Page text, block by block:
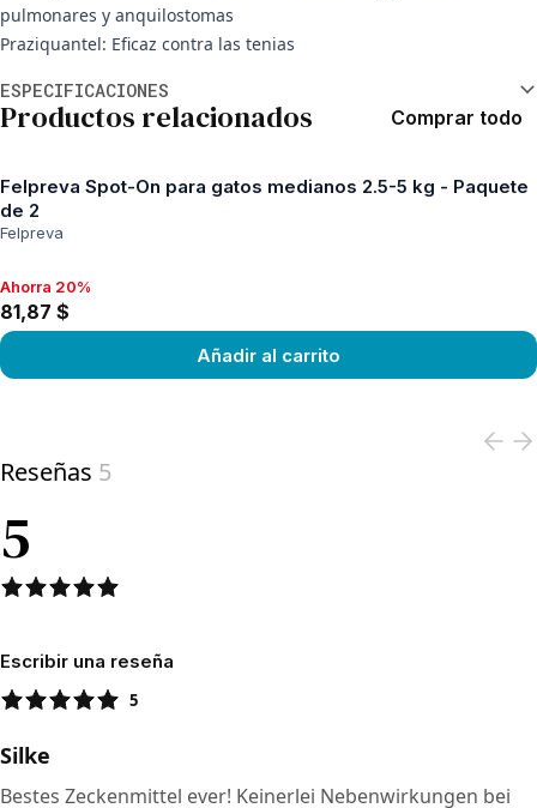
pulmonares y anquilostomas
Praziquantel: Eficaz contra las tenias
ESPECIFICACIONES
Productos relacionados Comprar todo
Felpreva Spot-On para gatos medianos 2.5-5 kg - Paquete
de 2
Felpreva
Ahorra 20%, 81,87 $
Ahorra 20%
81,87 $
Añadir al carrito
Reseñas 5
5
Escribir una reseña
5
Silke
Bestes Zeckenmittel ever! Keinerlei Nebenwirkungen bei